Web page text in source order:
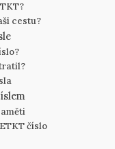
cestu?
číslo